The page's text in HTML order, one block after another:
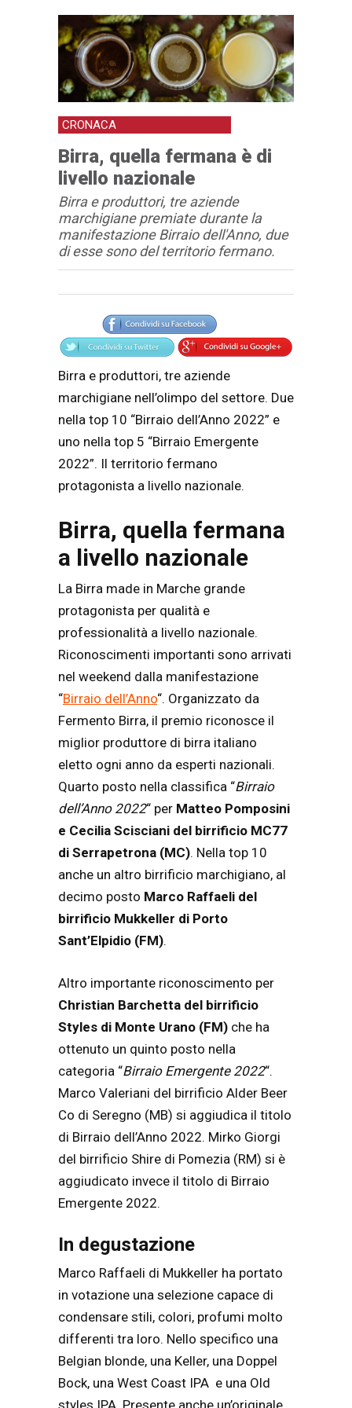
CRONACA
Birra, quella fermana è di
livello nazionale
Birra e produttori, tre aziende
marchigiane premiate durante la
manifestazione Birraio dell'Anno, due
di esse sono del territorio fermano.
Articolo
Testo articolo principale
Birra e produttori, tre aziende
marchigiane nell’olimpo del settore. Due
nella top 10 “Birraio dell’Anno 2022” e
uno nella top 5 “Birraio Emergente
2022”. Il territorio fermano
protagonista a livello nazionale.
Birra, quella fermana
a livello nazionale
La Birra made in Marche grande
protagonista per qualità e
professionalità a livello nazionale.
Riconoscimenti importanti sono arrivati
nel weekend dalla manifestazione
“Birraio dell’Anno“. Organizzato da
Fermento Birra, il premio riconosce il
miglior produttore di birra italiano
eletto ogni anno da esperti nazionali.
Quarto posto nella classifica “Birraio
dell’Anno 2022“ per Matteo Pomposini
e Cecilia Scisciani del birrificio MC77
di Serrapetrona (MC). Nella top 10
anche un altro birrificio marchigiano, al
decimo posto Marco Raffaeli del
birrificio Mukkeller di Porto
Sant’Elpidio (FM).
Altro importante riconoscimento per
Christian Barchetta del birrificio
Styles di Monte Urano (FM) che ha
ottenuto un quinto posto nella
categoria “Birraio Emergente 2022“.
Marco Valeriani del birrificio Alder Beer
Co di Seregno (MB) si aggiudica il titolo
di Birraio dell’Anno 2022. Mirko Giorgi
del birrificio Shire di Pomezia (RM) si è
aggiudicato invece il titolo di Birraio
Emergente 2022.
In degustazione
Marco Raffaeli di Mukkeller ha portato
in votazione una selezione capace di
condensare stili, colori, profumi molto
differenti tra loro. Nello specifico una
Belgian blonde, una Keller, una Doppel
Bock, una West Coast IPA e una Old